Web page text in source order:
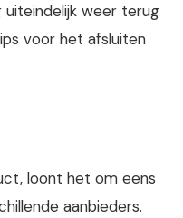
uiteindelijk weer terug
voor het afsluiten
loont het om eens
aanbieders.